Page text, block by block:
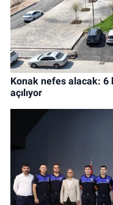
Konak nefes alacak:
açılıyor